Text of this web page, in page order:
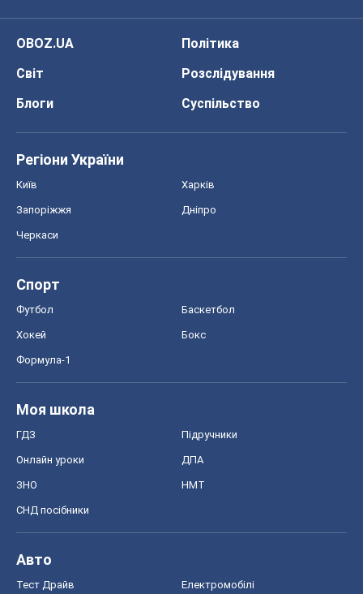
OBOZ.UA
Політика
Світ
Розслідування
Блоги
Суспільство
Регіони України
Київ Харків
Запоріжжя Дніпро
Черкаси
Спорт
Футбол Баскетбол
Хокей Бокс
Формула-1
Моя школа
ГДЗ Підручники
Онлайн уроки ДПА
ЗНО НМТ
СНД посібники
Авто
Тест Драйв Електромобілі